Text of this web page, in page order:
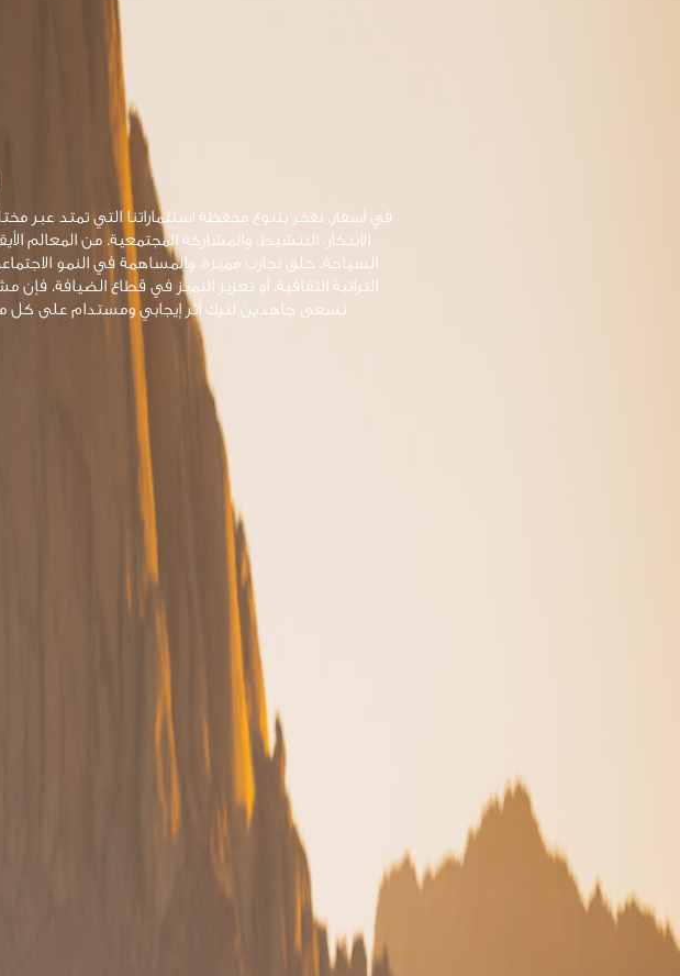
في أسفار، نفخر بتنوع محفظة استثماراتنا التي تمتد عبر
الابتكار، التنشيط، والمشاركة المجتمعية. من المعالم
السياحة، خلق تجارب مميزة، والمساهمة في النمو
التراثية الثقافية، أو تعزيز التميز في قطاع الضيافة،
نسعى جاهدين لترك أثر إيجابي ومستدام على كل من